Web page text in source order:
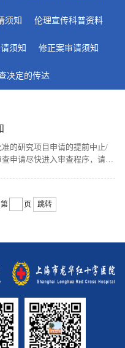
须知 伦理宣传科普资料
须知 修正案审请须知
决定的传达
的研究项目申请的提前中止/
申请尽快进入审查程序，请在
提前中止/终止审查时，2025年
至邮箱lhtcmirb@sina.cn，并
页 跳转